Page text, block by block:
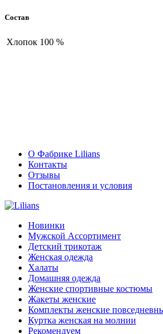
Состав
Хлопок 100 %
О Фабрике Lilians
Контакты
Отзывы
Постановления и условия
Новинки
Мужской Ассортимент
Детcкий трикотаж
Женская одежда
Халаты
Домашняя одежда
Женские спортивные костюмы
Жакеты женские
Комплекты женские
Куртка женская на молнии
Рекомендуем